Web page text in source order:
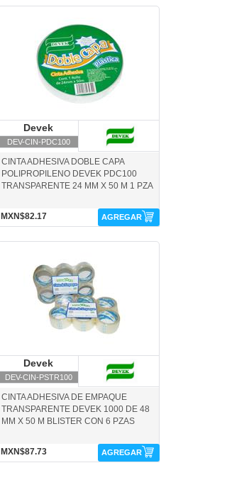
Devek
DEV-CIN-PDC100
CINTA ADHESIVA DOBLE CAPA
POLIPROPILENO DEVEK PDC100
TRANSPARENTE 24 MM X 50 M 1 PZA
MXN$82.17 AGREGAR
Devek
DEV-CIN-PSTR100
CINTA ADHESIVA DE EMPAQUE
TRANSPARENTE DEVEK 1000 DE 48
MM X 50 M BLISTER CON 6 PZAS
MXN$87.73 AGREGAR